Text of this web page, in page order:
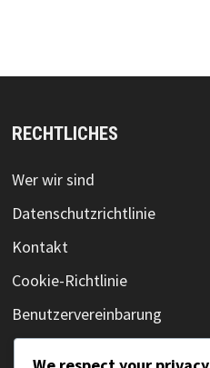
RECHTLICHES
Wer wir sind
Datenschutzrichtlinie
Kontakt
Cookie-Richtlinie
Benutzervereinbarung